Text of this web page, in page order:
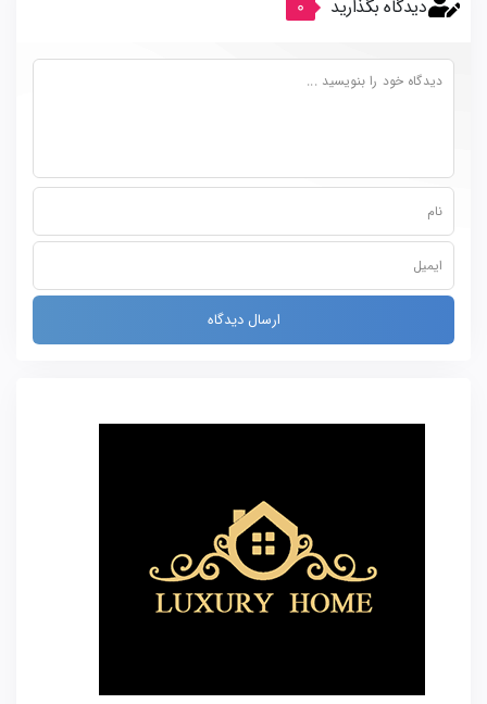
دیدگاه بگذارید 0